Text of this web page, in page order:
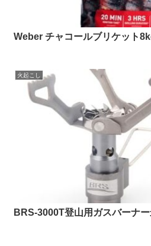
Weber チャコールブリケット
火起こし
BRS-3000T登山用ガスバーナ